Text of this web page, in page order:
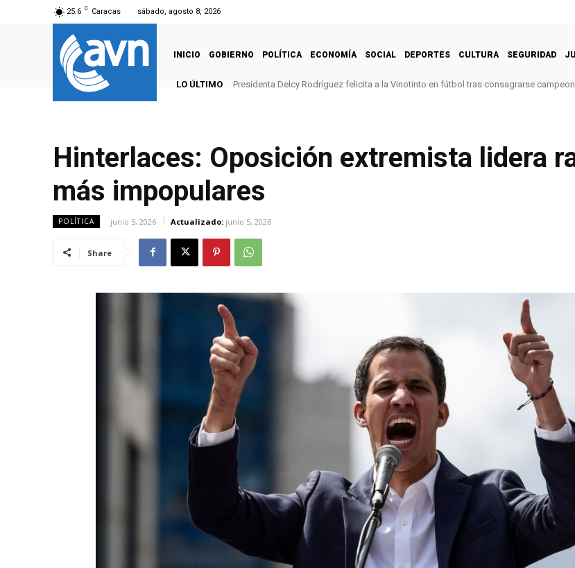
25.6 C Caracas sábado, agosto 8, 2026
INICIO GOBIERNO POLÍTICA ECONOMÍA SOCIAL DEPORTES CULTURA SEGURIDAD
LO ÚLTIMO Presidenta Delcy Rodríguez felicita a la Vinotinto en fútbol tras consagrarse
Hinterlaces: Oposición extremista lidera
más impopulares
POLÍTICA junio 5, 2026 Actualizado: junio 5, 2026
Share